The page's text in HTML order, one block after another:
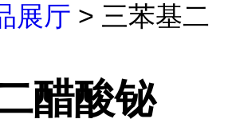
展厅 > 三苯基二
醋酸铋